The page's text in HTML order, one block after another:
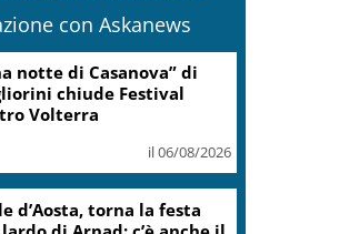
con Askanews
notte di Casanova” di
chiude Festival
Volterra
il 06/08/2026
d’Aosta, torna la festa